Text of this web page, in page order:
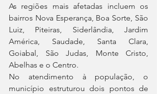
As regiões mais afetadas incluem os
bairros Nova Esperança, Boa Sorte, São
Luiz, Piteiras, Siderlândia, Jardim
América, Saudade, Santa Clara,
Goiabal, São Judas, Monte Cristo,
Abelhas e o Centro.
No atendimento à população, o
município estruturou dois pontos de